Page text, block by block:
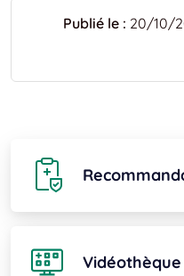
Publié le : 20/10/
Vidéothèque